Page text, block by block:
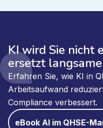
KI wird Sie nicht
ersetzt
Erfahren Sie, wie KI in
Arbeitsaufwand
Compliance verbessert.
eBook AI im QHSE-